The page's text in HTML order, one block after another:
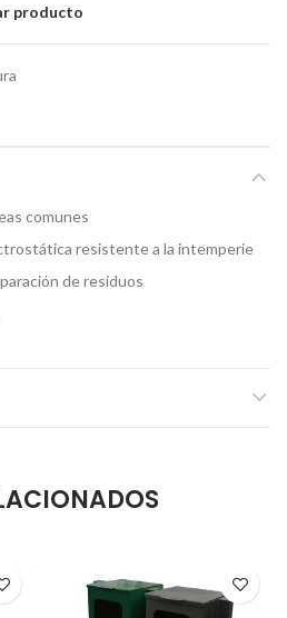
producto
comunes
resistente a la intemperie
de residuos